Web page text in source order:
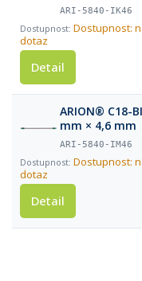
ARI-5840-IK46
Dostupnost:
dotaz
Detail
ARION® C18-
mm × 4,6 mm
ARI-5840-IM46
Dostupnost:
dotaz
Detail